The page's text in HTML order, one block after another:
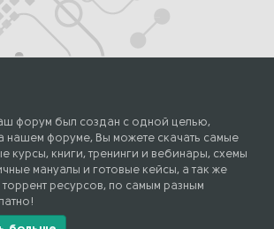
форум был создан с одной целью,
нашем форуме, Вы можете скачать самые
курсы, книги, тренинги и вебинары, схемы
мануалы и готовые кейсы, а так же
ресурсов, по самым разным